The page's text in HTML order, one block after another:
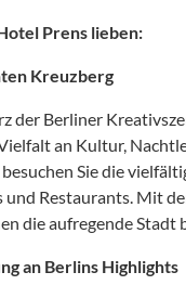
Prens lieben:
Kreuzberg
der Berliner
an Kultur,
Sie die
und Restaurants. Mit
die aufregende Stadt
an Berlins Highlights